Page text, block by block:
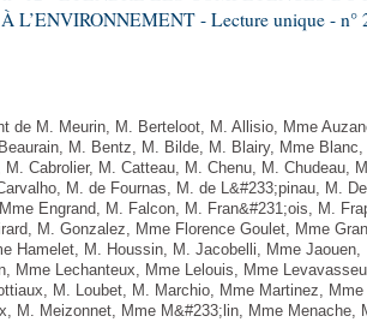
L’ENVIRONNEMENT - Lecture unique - n°
de M. Meurin, M. Berteloot, M. Allisio, Mme
M. Bentz, M. Bilde, M. Blairy, Mme
M. Cabrolier, M. Catteau, M. Chenu, M. Chudeau,
M. de Fournas, M. de L&#233;pinau, M.
Engrand, M. Falcon, M. Fran&#231;ois, M.
M. Gonzalez, Mme Florence Goulet, Mme
Hamelet, M. Houssin, M. Jacobelli, Mme
Mme Lechanteux, Mme Lelouis, Mme
M. Loubet, M. Marchio, Mme Martinez,
M. Meizonnet, Mme M&#233;lin, Mme Menache,